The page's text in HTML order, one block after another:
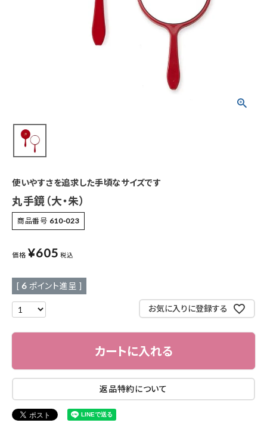
お客さま向け窓口(お問い合わせ)
メディアさま向け窓口
店舗情報
使いやすさを追求した手頃なサイズです
丸手鏡（大・朱）
商品番号 610-023
価格 ¥605 税込
[ 6 ポイント進呈 ]
お気に入りに登録する
カートに入れる
返品特約について